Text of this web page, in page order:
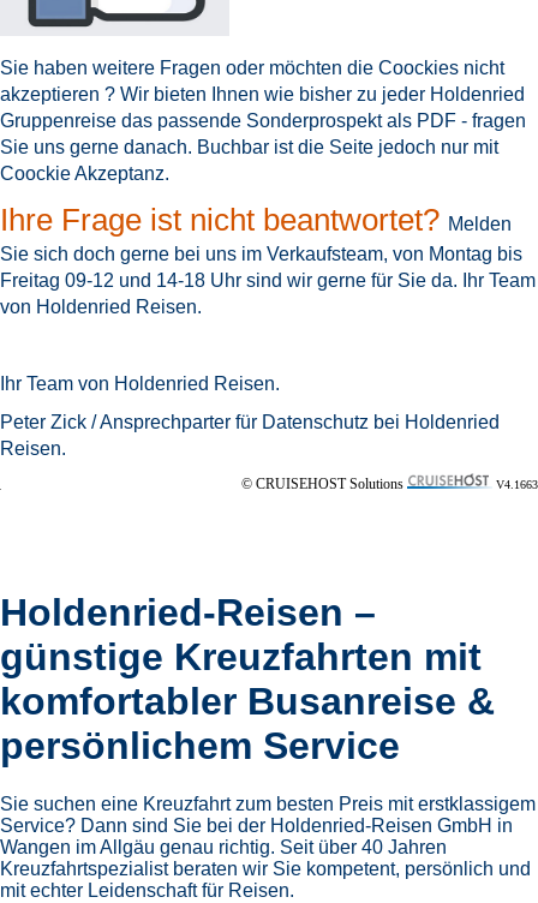
Sie haben weitere Fragen oder möchten die Coockies nicht
akzeptieren ? Wir bieten Ihnen wie bisher zu jeder Holdenried
Gruppenreise das passende Sonderprospekt als PDF - fragen
Sie uns gerne danach. Buchbar ist die Seite jedoch nur mit
Coockie Akzeptanz.
Ihre Frage ist nicht beantwortet? Melden
Sie sich doch gerne bei uns im Verkaufsteam, von Montag bis
Freitag 09-12 und 14-18 Uhr sind wir gerne für Sie da.
Ihr Team
von Holdenried Reisen.
Ihr Team von Holdenried Reisen.
Peter Zick / Ansprechparter für Datenschutz bei Holdenried
Reisen.
© CRUISEHOST Solutions V4.1663
Holdenried-Reisen –
günstige Kreuzfahrten mit
komfortabler Busanreise &
persönlichem Service
Sie suchen eine Kreuzfahrt zum besten Preis mit erstklassigem
Service? Dann sind Sie bei der Holdenried-Reisen GmbH in
Wangen im Allgäu genau richtig. Seit über 40 Jahren
Kreuzfahrtspezialist beraten wir Sie kompetent, persönlich und
mit echter Leidenschaft für Reisen.